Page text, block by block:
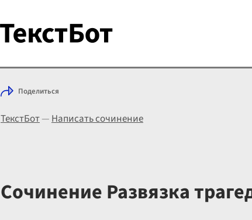
Поделиться
ТекстБот—Написать сочинение
Сочинение Развязка